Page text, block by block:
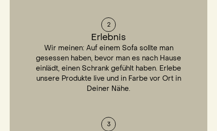
2
Erlebnis
Wir meinen: Auf einem Sofa sollte man
gesessen haben, bevor man es nach Hause
einlädt, einen Schrank gefühlt haben. Erlebe
unsere Produkte live und in Farbe vor Ort in
Deiner Nähe.
3